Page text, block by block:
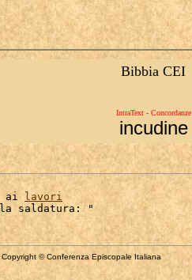
Bibbia CEI
IntraText - Concordanze
incudine
ai
lavori
Copyright © Conferenza Episcopale Italiana